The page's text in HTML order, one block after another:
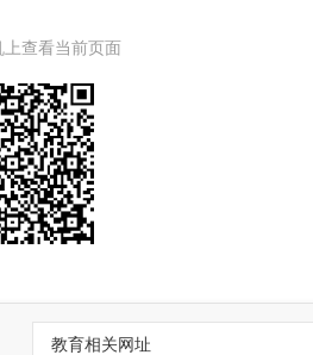
查看当前页面
教育相关网址